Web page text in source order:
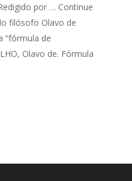
por … Continue
filósofo Olavo de
“fórmula de
Olavo de. Fórmula